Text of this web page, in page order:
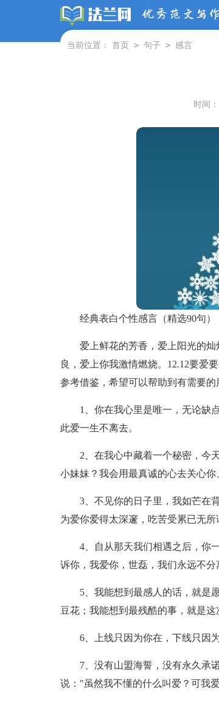
当前位置： 首页 > 句子 > 感言
时间
经典表白个性感言（精选90句）
爱上鲜花的芳香，爱上阳光的
良，爱上你我激情燃烧。12.12要爱
参考借鉴，希望可以帮助到有需要的
1、你在我心里是唯一，无论缺
此爱一生不离去。
2、在我心中藏着一个秘密，
小妹妹？我会用最真诚的心去关心你
3、不见你的日子里，我如芒在
为爱你爱得太深邃，吃苦受累已无所
4、自从那天我们相遇之后，你
诉你，我爱你，世磊，我们永远不分
5、我能想到最感人的话，就是
豆花；我能想到最残酷的事，就是这
6、上线只因为你在，下线只因
7、没有山盟海誓，没有永久承
说："虽然我不懂的什么叫爱？可我